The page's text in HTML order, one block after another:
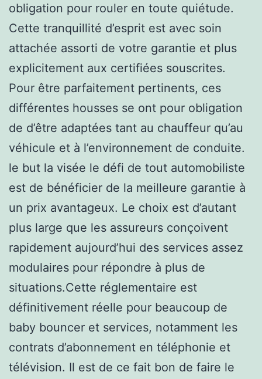
obligation pour rouler en toute quiétude.
Cette tranquillité d’esprit est avec soin
attachée assorti de votre garantie et plus
explicitement aux certifiées souscrites.
Pour être parfaitement pertinents, ces
différentes housses se ont pour obligation
de d’être adaptées tant au chauffeur qu’au
véhicule et à l’environnement de conduite.
le but la visée le défi de tout automobiliste
est de bénéficier de la meilleure garantie à
un prix avantageux. Le choix est d’autant
plus large que les assureurs conçoivent
rapidement aujourd’hui des services assez
modulaires pour répondre à plus de
situations.Cette réglementaire est
définitivement réelle pour beaucoup de
baby bouncer et services, notamment les
contrats d’abonnement en téléphonie et
télévision. Il est de ce fait bon de faire le